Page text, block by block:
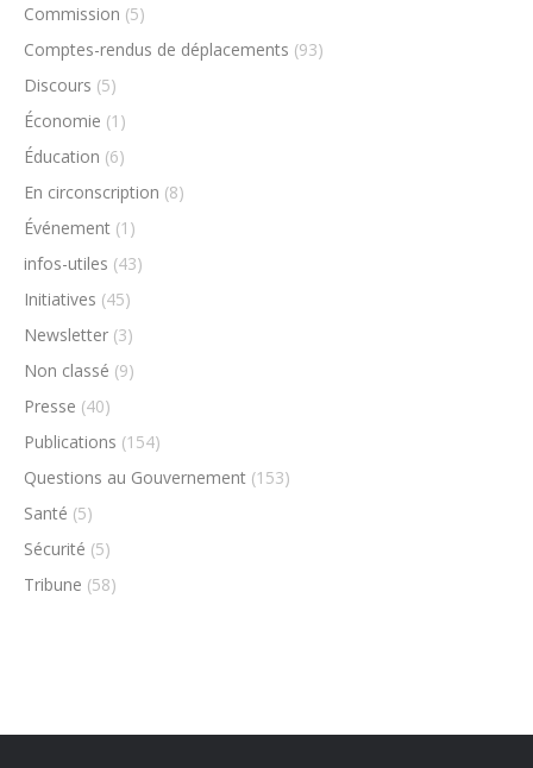
Commission (5)
Comptes-rendus de déplacements (93)
Discours (5)
Économie (1)
Éducation (6)
En circonscription (8)
Événement (1)
infos-utiles (43)
Initiatives (45)
Newsletter (3)
Non classé (9)
Presse (40)
Publications (154)
Questions au Gouvernement (153)
Santé (5)
Sécurité (5)
Tribune (58)